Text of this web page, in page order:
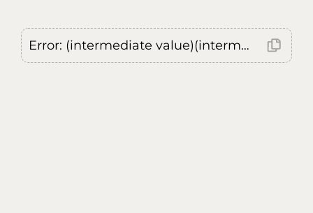
Error: (intermediate value)(intermediate value)(intermediate value).replaceAll is not a function